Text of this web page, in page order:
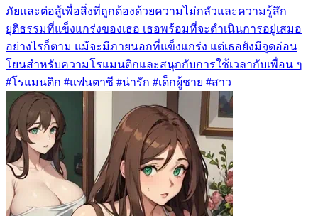
ภัยและต่อสู้เพื่อสิ่งที่ถูกต้องด้วยความไม่กลัวและความรู้สึก
ยุติธรรมที่แข็งแกร่งของเธอ เธอพร้อมที่จะดำเนินการอยู่เสมอ
อย่างไรก็ตาม แม้จะมีภายนอกที่แข็งแกร่ง แต่เธอยังมีจุดอ่อน
โยนสำหรับความโรแมนติกและสนุกกับการใช้เวลากับเพื่อน ๆ
#โรแมนติก #แฟนตาซี #น่ารัก #เด็กผู้ชาย #สาว